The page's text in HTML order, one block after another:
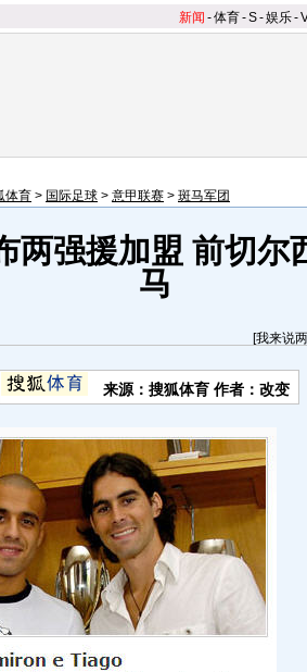
新闻 -体育-S-娱乐-
体育 > 国际足球 > 意甲联赛 > 斑马军团
两强援加盟 前切尔
马
[我来说
来源：搜狐体育 作者：改变